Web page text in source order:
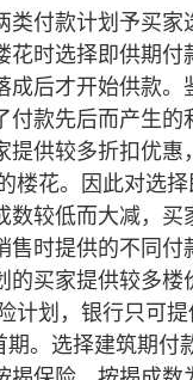
付款计划予买
时选择即供期
后才开始供款
款先后而产生
供较多折扣优
楼花。因此对选
较低而大减，
时提供的不同
买家提供较多
计划，银行只可
。选择建筑期